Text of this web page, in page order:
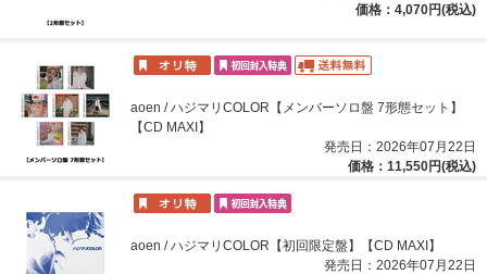
価格：4,070円(税込)
aoen / ハジマリCOLOR【メンバーソロ盤 7形態セット】
【CD MAXI】
発売日：2026年07月22日
価格：11,550円(税込)
aoen / ハジマリCOLOR【初回限定盤】【CD MAXI】
発売日：2026年07月22日